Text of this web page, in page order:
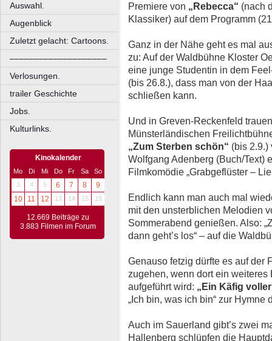
Auswahl.
Augenblick
Zuletzt gelacht: Cartoons.
––––––––––––––––––––
Verlosungen.
trailer Geschichte
Jobs.
Kulturlinks.
Kinokalender
Mo Di Mi Do Fr Sa
So
3
4 5 6 7 8
9
10
11 12 13 14 15 16
12.669 Beiträge zu
3.883 Filmen im Forum
Premiere von „Rebecca“ (nach
Klassiker) auf dem Programm
Ganz in der Nähe geht es mal
zu: Auf der Waldbühne Kloster
eine junge Studentin in dem
(bis 26.8.), dass man von der
schließen kann.
Und in Greven-Reckenfeld
Münsterländischen
„Zum Sterben schön“ (bis 2.9.)
Wolfgang Adenberg (Buch/Text)
Filmkomödie „Grabgeflüster –
Endlich kann man auch mal
mit den unsterblichen Melodien
Sommerabend genießen. Also:
dann geht’s los“ – auf die
Genauso fetzig dürfte es auf der
zugehen, wenn dort ein
aufgeführt wird: „Ein Käfig
„Ich bin, was ich bin“ zur
Auch im Sauerland gibt’s zwei
Hallenberg schlüpfen die